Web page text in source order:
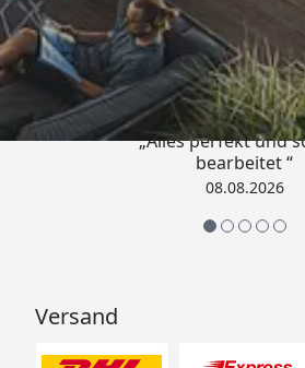
Trusted Shops
4,81/ 5
„Alles perfekt und
bearbeitet “
08.08.2026
Versand